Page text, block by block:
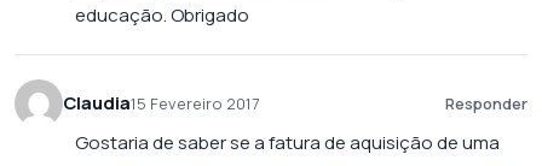
educação. Obrigado
Claudia15 Fevereiro 2017 Responder
Gostaria de saber se a fatura de aquisição de uma